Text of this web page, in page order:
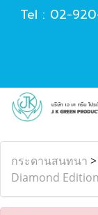
Tel : 02-
กระดานสนทนา >
Diamond